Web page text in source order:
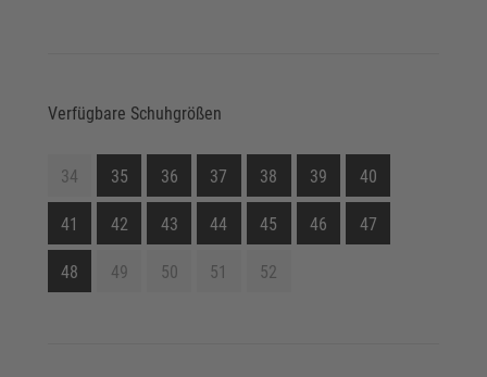
Verfügbare Schuhgrößen
34 35 36 37 38 39 40
41 42 43 44 45 46 47
48 49 50 51 52